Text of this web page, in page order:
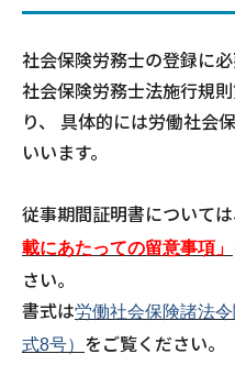
社会保険労務士の登録に
社会保険労務士法施行規
り、 具体的には労働社会
いいます。
従事期間証明書について
載にあたっての留意事項」
さい。
書式は労働社会保険諸法
式8号） をご覧ください。